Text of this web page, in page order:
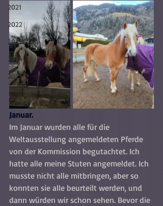
2021
2022
2023
2024
2025
Januar.
Im Januar wurden alle für die
Weltausstellung angemeldeten Pferde
von der Kommission begutachtet. Ich
hatte alle meine Stuten angemeldet. Ich
musste nicht alle mitbringen, aber so
konnten sie alle beurteilt werden, und
dann würden wir schon sehen. Bevor die